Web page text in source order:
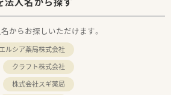
からお探しいただけます。
ルシア薬局株式会社
クラフト株式会社
株式会社スギ薬局